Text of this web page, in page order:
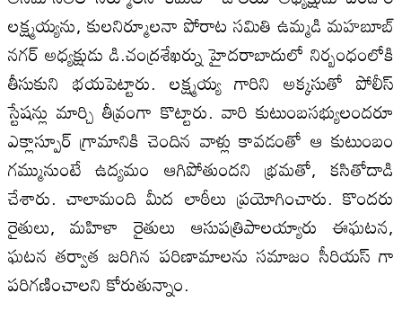
లక్ష్మయ్యను, కులనిర్మూలనా పోరాట సమితి ఉమ్మడి మహబూబ్‍
నగర్‍ అధ్యక్షుడు డి.చంద్రశేఖర్ను హైదరాబాదులో నిర్బంధంలోకి
తీసుకుని భయపెట్టారు. లక్ష్మయ్య గారిని అక్కసుతో పోలీస్‍
స్టేషన్లు మార్చి తీవ్రంగా కొట్టారు. వారి కుటుంబసభ్యులందరూ
ఎక్లాస్పూర్‍ గ్రామానికి చెందిన వాళ్లు కావడంతో ఆ కుటుంబం
గమ్మునుంటే ఉద్యమం ఆగిపోతుందని భ్రమతో, కసితోదాడి
చేశారు. చాలామంది మీద లాఠీలు ప్రయోగించారు. కొందరు
రైతులు, మహిళా రైతులు ఆసుపత్రిపాలయ్యారు ఈఘటన,
ఘటన తర్వాత జరిగిన పరిణామాలను సమాజం సీరియస్‍ గా
పరిగణించాలని కోరుతున్నాం.